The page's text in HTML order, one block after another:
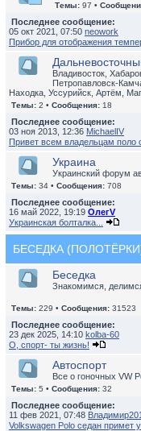
Темы: 97 •
Последнее сообщение:
05 окт 2021, 07:50 neowork
Прибор для отображения
Владивосток,
Петропавловск-
Находка, Уссурийск, Артём,
Темы: 2 • Сообщения: 18
Последнее сообщение:
03 ноя 2013, 12:36 MichaelIV
Привет всем владельцам поло
Украина
Украинский форум
Темы: 34 • Сообщения: 708
Последнее сообщение:
16 май 2022, 19:19 ОлегV
Украинская болталка...
БЕСЕДКА
Беседка
Знакомимся,
Темы: 229 • Сообщения: 31523
Последнее сообщение:
23 дек 2025, 14:10 kolba-60
О, спорт- ты жизнь!
Автоспорт
Все о гоночных VW
Темы: 5 • Сообщения: 32
Последнее сообщение:
11 фев 2021, 07:48
Volkswagen Polo седан примет